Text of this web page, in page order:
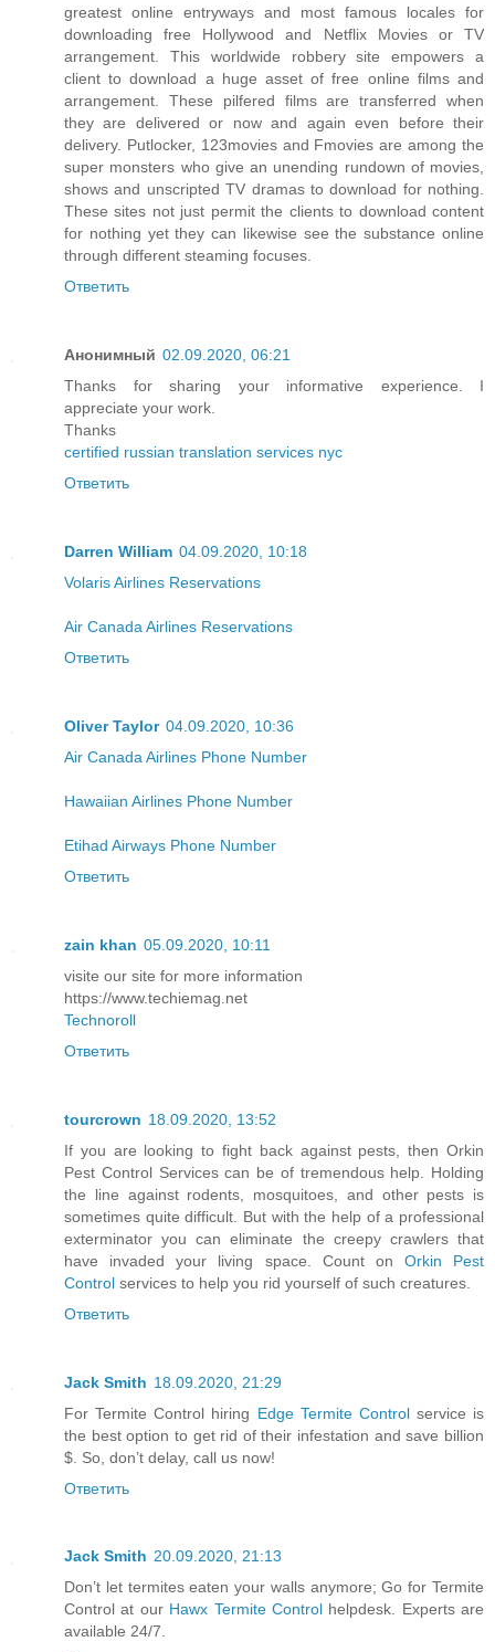
greatest online entryways and most famous locales for
downloading free Hollywood and Netflix Movies or TV
arrangement. This worldwide robbery site empowers a
client to download a huge asset of free online films and
arrangement. These pilfered films are transferred when
they are delivered or now and again even before their
delivery. Putlocker, 123movies and Fmovies are among the
super monsters who give an unending rundown of movies,
shows and unscripted TV dramas to download for nothing.
These sites not just permit the clients to download content
for nothing yet they can likewise see the substance online
through different steaming focuses.
Ответить
Анонимный 02.09.2020, 06:21
Thanks for sharing your informative experience. I
appreciate your work.
Thanks
certified russian translation services nyc
Ответить
Darren William 04.09.2020, 10:18
Volaris Airlines Reservations
Air Canada Airlines Reservations
Ответить
Oliver Taylor 04.09.2020, 10:36
Air Canada Airlines Phone Number
Hawaiian Airlines Phone Number
Etihad Airways Phone Number
Ответить
zain khan 05.09.2020, 10:11
visite our site for more information
https://www.techiemag.net
Technoroll
Ответить
tourcrown 18.09.2020, 13:52
If you are looking to fight back against pests, then Orkin
Pest Control Services can be of tremendous help. Holding
the line against rodents, mosquitoes, and other pests is
sometimes quite difficult. But with the help of a professional
exterminator you can eliminate the creepy crawlers that
have invaded your living space. Count on Orkin Pest
Control services to help you rid yourself of such creatures.
Ответить
Jack Smith 18.09.2020, 21:29
For Termite Control hiring Edge Termite Controlservice is
the best option to get rid of their infestation and save billion
$. So, don’t delay, call us now!
Ответить
Jack Smith 20.09.2020, 21:13
Don’t let termites eaten your walls anymore; Go for Termite
Control at our Hawx Termite Controlhelpdesk. Experts are
available 24/7.